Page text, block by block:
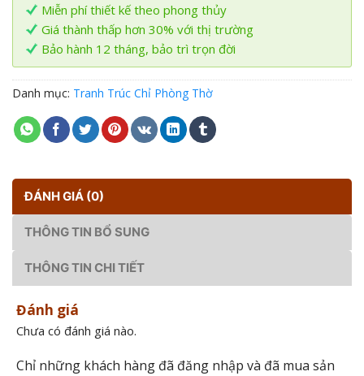
Miễn phí thiết kế theo phong thủy
Giá thành thấp hơn 30% với thị trường
Bảo hành 12 tháng, bảo trì trọn đời
Danh mục: Tranh Trúc Chỉ Phòng Thờ
ĐÁNH GIÁ (0)
THÔNG TIN BỔ SUNG
THÔNG TIN CHI TIẾT
Đánh giá
Chưa có đánh giá nào.
Chỉ những khách hàng đã đăng nhập và đã mua sản